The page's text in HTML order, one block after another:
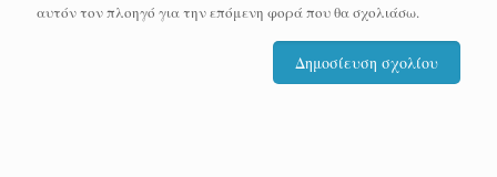
αυτόν τον πλοηγό για την επόμενη φορά που θα σχολιάσω.